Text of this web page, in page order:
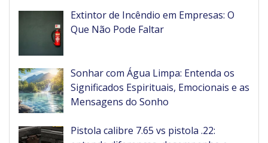
Extintor de Incêndio em Empresas: O
Que Não Pode Faltar
Sonhar com Água Limpa: Entenda os
Significados Espirituais, Emocionais e as
Mensagens do Sonho
Pistola calibre 7.65 vs pistola .22: